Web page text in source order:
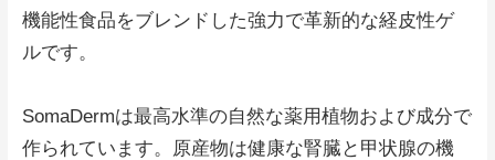
機能性食品をブレンドした強力で革新的な経皮性ゲ
ルです。
SomaDermは最高水準の自然な薬用植物および成分で
作られています。原産物は健康な腎臓と甲状腺の機